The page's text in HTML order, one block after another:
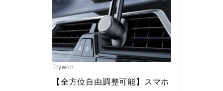
Trywon
【全方位自由調整可能】スマホ